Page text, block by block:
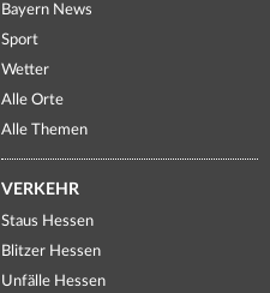
Bayern News
Sport
Wetter
Alle Orte
Alle Themen
VERKEHR
Staus Hessen
Blitzer Hessen
Unfälle Hessen